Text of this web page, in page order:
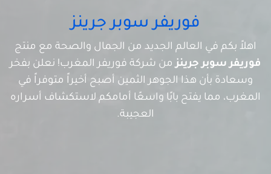
فوريفر سوبر جرينز
اهلاً بكم في العالم الجديد من الجمال والصحة مع منتج
فوريفر سوبر جرينزمن شركة فوريفر المغرب! نعلن بفخر
وسعادة بأن هذا الجوهر الثمين أصبح أخيراً متوفراً في
المغرب، مما يفتح بابًا واسعًا أمامكم لاستكشاف أسراره
العجيبة.